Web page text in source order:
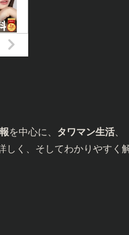
を中心に、 タワマン生活、
しく、そしてわかりやすく